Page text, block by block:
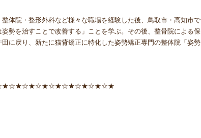
体院・整形外科など様々な職場を経験した後、鳥取市・高知市で
勢を治すことで改善する」ことを学ぶ。その後、整骨院による保
に戻り、新たに猫背矯正に特化した姿勢矯正専門の整体院「姿勢